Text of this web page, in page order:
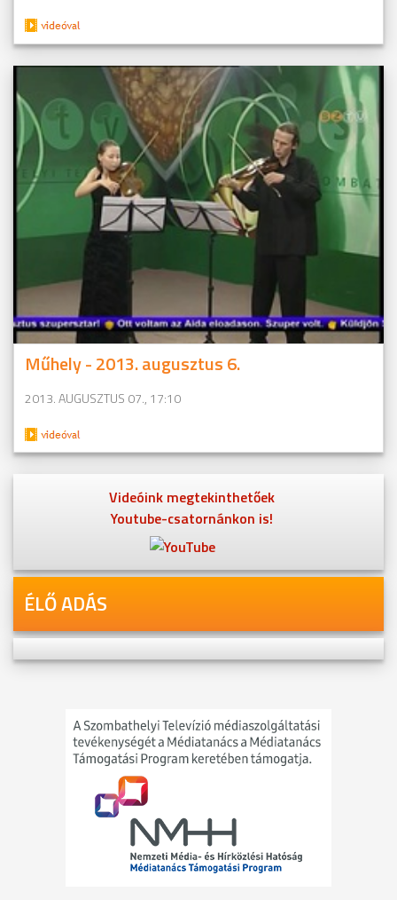
Műhely - 2013. augusztus 6.
2013. AUGUSZTUS 07., 17:10
Videóink megtekinthetőek
Youtube-csatornánkon is!
ÉLŐ ADÁS